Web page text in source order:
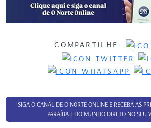
COMPARTILHE:
SIGA O CANAL DE O NORTE ONLINE E RECEBA AS
PARAÍBA E DO MUNDO DIRETO NO SEU